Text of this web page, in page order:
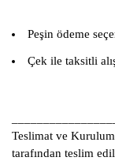
Peşin ödeme
Çek ile taksitli
Teslimat ve
tarafından teslim